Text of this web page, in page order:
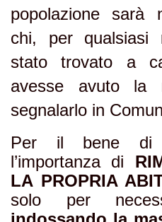
popolazione sarà
chi, per qualsiasi
stato trovato a
avesse avuto la
segnalarlo in
Per il bene di
l’importanza di
LA PROPRIA
solo per